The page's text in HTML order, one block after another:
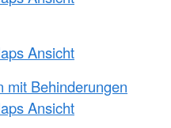
Ansicht
mit Behinderungen
Ansicht